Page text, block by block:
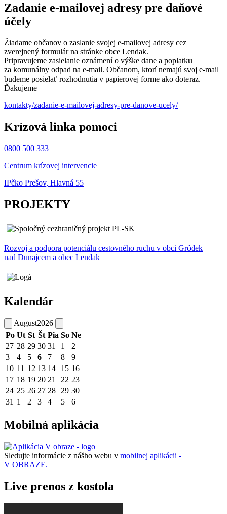
Zadanie e-mailovej adresy pre daňové
účely
Žiadame občanov o zaslanie svojej e-mailovej adresy cez
zverejnený formulár na stránke obce Lendak.
Pripravujeme zasielanie oznámení o výške dane a poplatku
za komunálny odpad na e-mail. Občanom, ktorí nemajú svoj e-mail
budeme posielať rozhodnutia v papierovej forme ako doteraz.
Ďakujeme
kontakty/zadanie-e-mailovej-adresy-pre-danove-ucely/
Krízová linka pomoci
0800 500 333
Centrum krízovej intervencie
IPčko Prešov, Hlavná 55
PROJEKTY
Rozvoj a podpora potenciálu cestovného ruchu v obci Gródek
nad Dunajcem a obec Lendak
Kalendár
August2026
Po Ut St Št Pia So Ne
27 28 29 30 31 1
2
3
4 5 6 7 8
9
10 11 12 13 14 15 16
17 18 19 20 21 22 23
24 25 26 27 28 29 30
31 1 2 3 4 5 6
Mobilná aplikácia
Sledujte informácie z nášho webu v mobilnej aplikácii -
V OBRAZE.
Live prenos z kostola